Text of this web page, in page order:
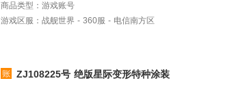
商品类型：游戏账号
游戏区服：战舰世界 - 360服 - 电信南方区
ZJ108225号 绝版星际变形特种涂装